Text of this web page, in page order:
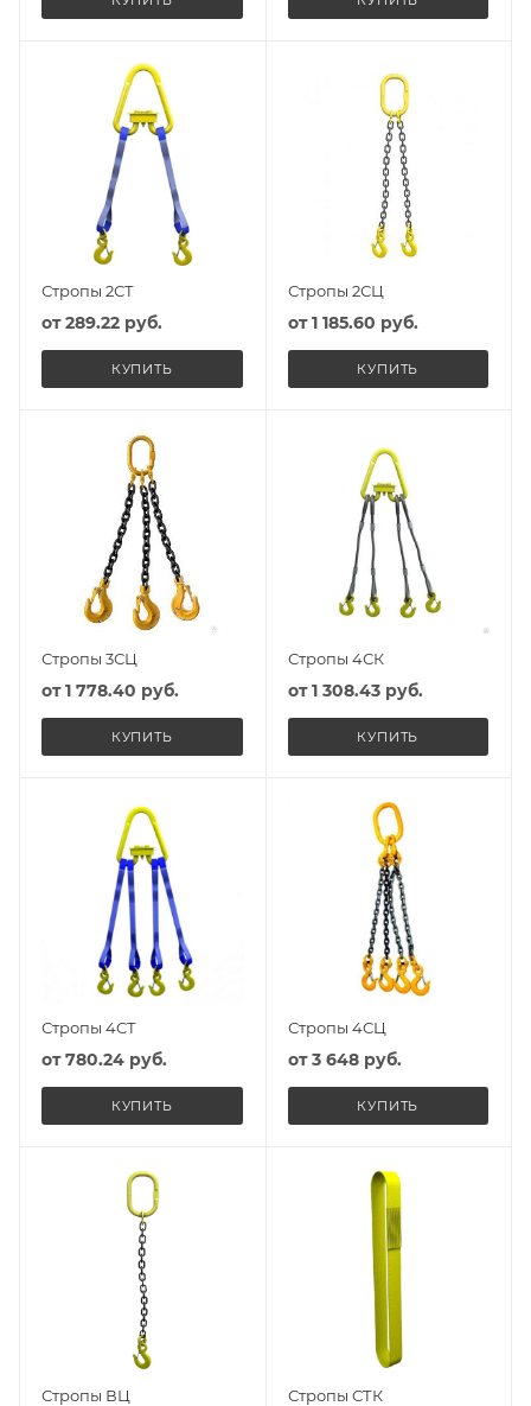
Стропы 2СТ
от289.22 руб.
КУПИТЬ
Стропы 2СЦ
от1 185.60 руб.
КУПИТЬ
Стропы 3СЦ
от1 778.40 руб.
КУПИТЬ
Стропы 4СК
от1 308.43 руб.
КУПИТЬ
Стропы 4СТ
от780.24 руб.
КУПИТЬ
Стропы 4СЦ
от3 648 руб.
КУПИТЬ
Стропы ВЦ Стропы СТК